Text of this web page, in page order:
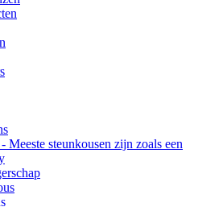
Meeste steunkousen zijn zoals een